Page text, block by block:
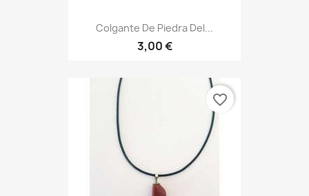
Colgante De Piedra Del...
3,00 €
favorite_border